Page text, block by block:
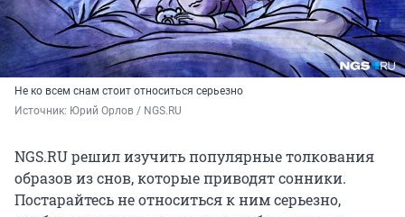
Не ко всем снам стоит относиться серьезно
Источник: Юрий Орлов / NGS.RU
NGS.RU решил изучить популярные толкования
образов из снов, которые приводят сонники.
Постарайтесь не относиться к ним серьезно,